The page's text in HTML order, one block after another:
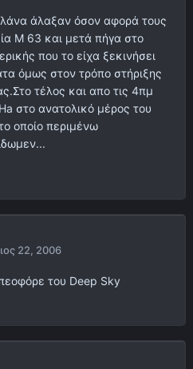
άλαξαν όσον αφορά τους
Μ 63 και μετά πήγα στο
που το είχα ξεκινήσει
όμως στον τρόπο στήριξης
τέλος και απο τις 4πμ
στο ανατολικό μέρος του
οποίο περιμένω
22, 2006
του Deep Sky